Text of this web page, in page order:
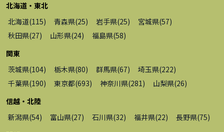
北海道・東北
北海道(115) 青森県(25) 岩手県(25) 宮城県(57)
秋田県(27) 山形県(24) 福島県(58)
関東
茨城県(104) 栃木県(80) 群馬県(67) 埼玉県(222)
千葉県(190) 東京都(693) 神奈川県(281) 山梨県(26)
信越・北陸
新潟県(54) 富山県(27) 石川県(32) 福井県(22) 長野県(75)